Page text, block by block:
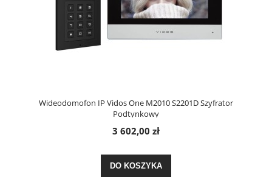
Wideodomofon IP Vidos One M2010 S2201D Szyfrator
Podtynkowy
3 602,00 zł
DO KOSZYKA